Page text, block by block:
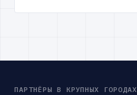
ПАРТНЁРЫ В КРУПНЫХ ГОРОДАХ